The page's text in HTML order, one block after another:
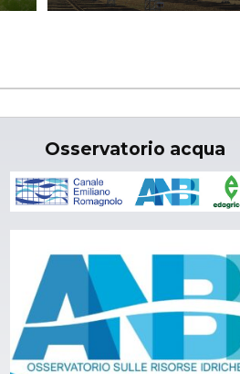
Osservatorio acqua